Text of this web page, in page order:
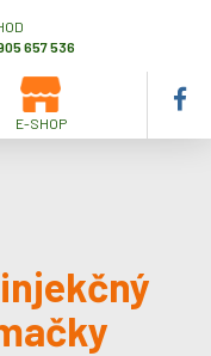
657 536
E-SHOP